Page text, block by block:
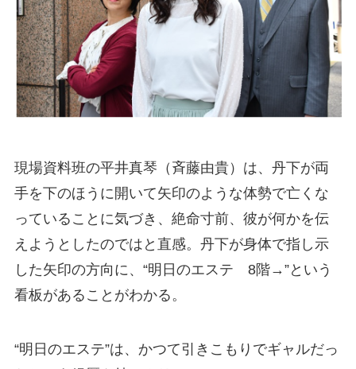
現場資料班の平井真琴（斉藤由貴）は、丹下が両
手を下のほうに開いて矢印のような体勢で亡くな
っていることに気づき、絶命寸前、彼が何かを伝
えようとしたのではと直感。丹下が身体で指し示
した矢印の方向に、“明日のエステ 8階→”という
看板があることがわかる。
“明日のエステ”は、かつて引きこもりでギャルだっ